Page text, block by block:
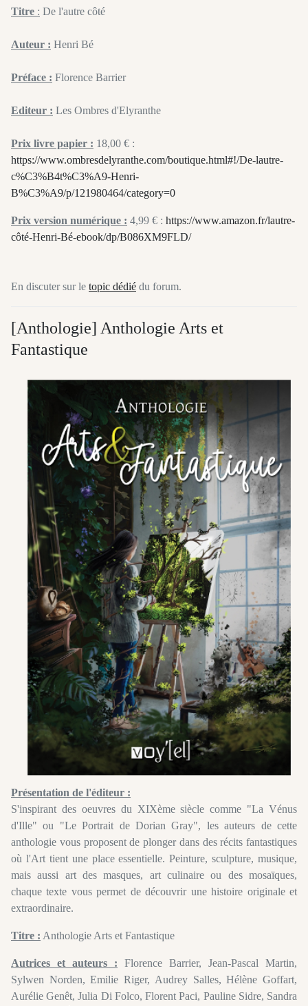
Titre : De l'autre côté
Auteur : Henri Bé
Préface : Florence Barrier
Editeur : Les Ombres d'Elyranthe
Prix livre papier : 18,00 € :
https://www.ombresdelyranthe.com/boutique.html#!/De-lautre-
c%C3%B4t%C3%A9-Henri-
B%C3%A9/p/121980464/category=0
Prix version numérique : 4,99 € : https://www.amazon.fr/lautre-
côté-Henri-Bé-ebook/dp/B086XM9FLD/
En discuter sur le topic dédié du forum.
[Anthologie] Anthologie Arts et
Fantastique
Présentation de l'éditeur :
S'inspirant des oeuvres du XIXème siècle comme "La Vénus
d'Ille" ou "Le Portrait de Dorian Gray", les auteurs de cette
anthologie vous proposent de plonger dans des récits fantastiques
où l'Art tient une place essentielle. Peinture, sculpture, musique,
mais aussi art des masques, art culinaire ou des mosaïques,
chaque texte vous permet de découvrir une histoire originale et
extraordinaire.
Titre : Anthologie Arts et Fantastique
Autrices et auteurs : Florence Barrier, Jean-Pascal Martin,
Sylwen Norden, Emilie Riger, Audrey Salles, Hélène Goffart,
Aurélie Genêt, Julia Di Folco, Florent Paci, Pauline Sidre, Sandra